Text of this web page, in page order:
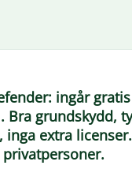
ingår
Bra grundskydd,
inga extra